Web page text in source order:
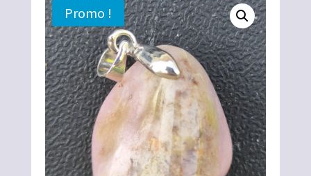
Promo !